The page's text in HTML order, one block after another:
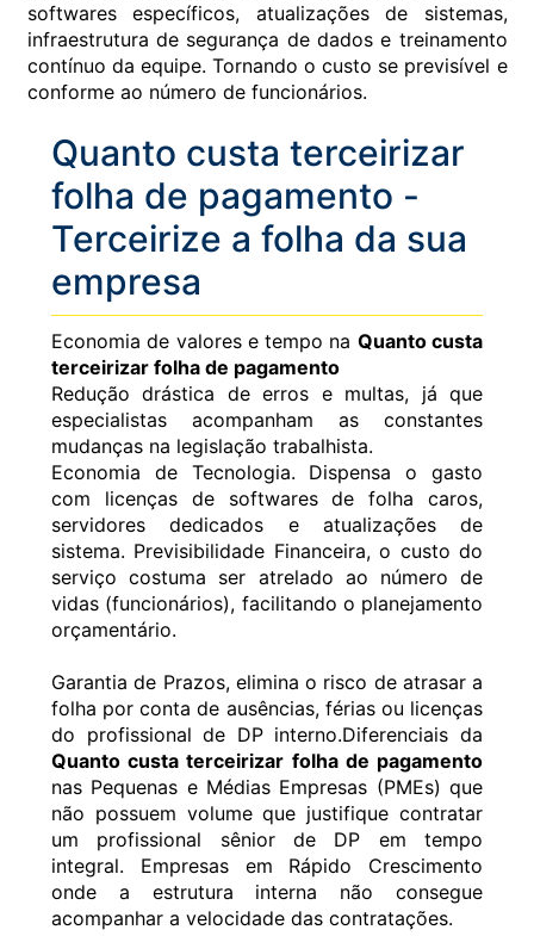
softwares específicos, atualizações de sistemas,
infraestrutura de segurança de dados e treinamento
contínuo da equipe. Tornando o custo se previsível e
conforme ao número de funcionários.
Quanto custa terceirizar
folha de pagamento -
Terceirize a folha da sua
empresa
Economia de valores e tempo na Quanto custa
terceirizar folha de pagamento
Redução drástica de erros e multas, já que
especialistas acompanham as constantes
mudanças na legislação trabalhista.
Economia de Tecnologia. Dispensa o gasto
com licenças de softwares de folha caros,
servidores dedicados e atualizações de
sistema. Previsibilidade Financeira, o custo do
serviço costuma ser atrelado ao número de
vidas (funcionários), facilitando o planejamento
orçamentário.
Garantia de Prazos, elimina o risco de atrasar a
folha por conta de ausências, férias ou licenças
do profissional de DP interno.Diferenciais da
Quanto custa terceirizar folha de pagamento
nas Pequenas e Médias Empresas (PMEs) que
não possuem volume que justifique contratar
um profissional sênior de DP em tempo
integral. Empresas em Rápido Crescimento
onde a estrutura interna não consegue
acompanhar a velocidade das contratações.